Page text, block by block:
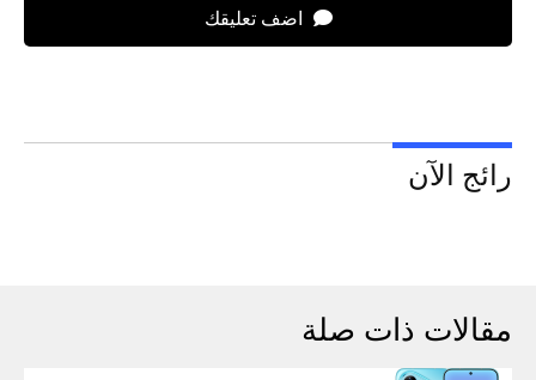
اضف تعليقك
رائج الآن
مقالات ذات صلة